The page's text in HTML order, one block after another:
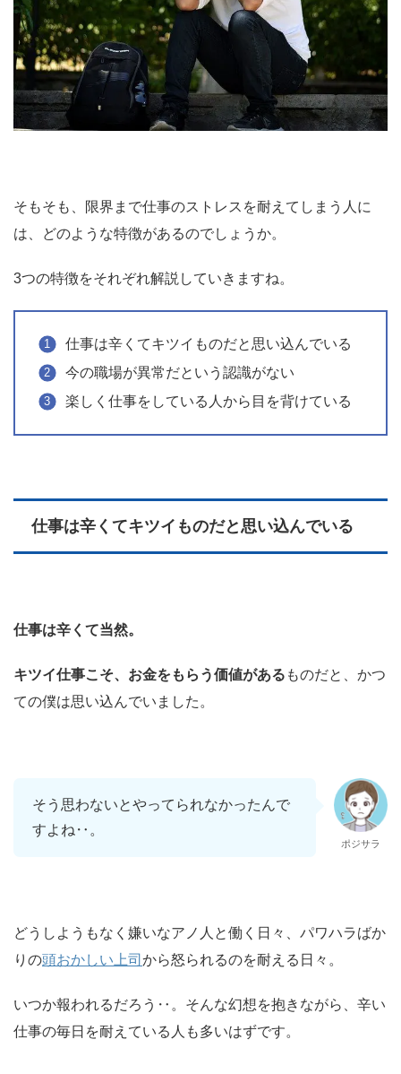
そもそも、限界まで仕事のストレスを耐えてしまう人に
は、どのような特徴があるのでしょうか。
3つの特徴をそれぞれ解説していきますね。
仕事は辛くてキツイものだと思い込んでいる
今の職場が異常だという認識がない
楽しく仕事をしている人から目を背けている
仕事は辛くてキツイものだと思い込んでいる
仕事は辛くて当然。
キツイ仕事こそ、お金をもらう価値がある ものだと、かつ
ての僕は思い込んでいました。
そう思わないとやってられなかったんで
すよね‥。
ポジサラ
どうしようもなく嫌いなアノ人と働く日々、パワハラばか
りの頭おかしい上司 から怒られるのを耐える日々。
いつか報われるだろう‥。そんな幻想を抱きながら、辛い
仕事の毎日を耐えている人も多いはずです。